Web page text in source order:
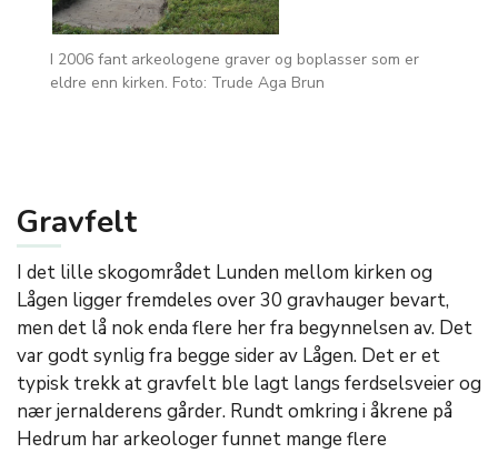
I 2006 fant arkeologene graver og boplasser som er
eldre enn kirken. Foto: Trude Aga Brun
Gravfelt
I det lille skogområdet Lunden mellom kirken og
Lågen ligger fremdeles over 30 gravhauger bevart,
men det lå nok enda flere her fra begynnelsen av. Det
var godt synlig fra begge sider av Lågen. Det er et
typisk trekk at gravfelt ble lagt langs ferdselsveier og
nær jernalderens gårder. Rundt omkring i åkrene på
Hedrum har arkeologer funnet mange flere